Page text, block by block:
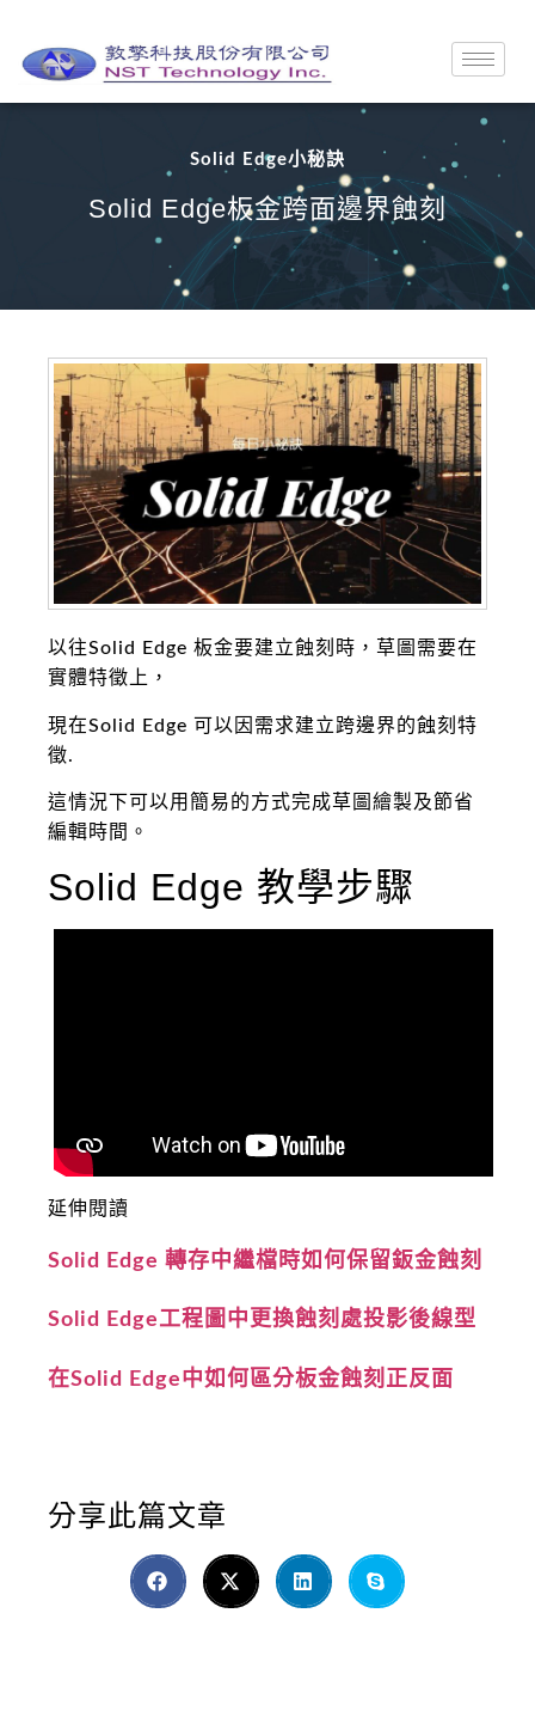
Solid Edge小秘訣
Solid Edge板金跨面邊界蝕刻
以往Solid Edge 板金要建立蝕刻時，草圖需要在
實體特徵上，
現在Solid Edge 可以因需求建立跨邊界的蝕刻特
徵.
這情況下可以用簡易的方式完成草圖繪製及節省
編輯時間。
Solid Edge 教學步驟
延伸閱讀
Solid Edge 轉存中繼檔時如何保留鈑金蝕刻
Solid Edge工程圖中更換蝕刻處投影後線型
在Solid Edge中如何區分板金蝕刻正反面
分享此篇文章